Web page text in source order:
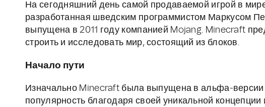
На сегодняшний день самой продаваемой игрой в
разработанная шведским программистом Маркусом
выпущена в 2011 году компанией Mojang. Minecraft
строить и исследовать мир, состоящий из блоков.
Начало пути
Изначально Minecraft была выпущена в альфа-версии
популярность благодаря своей уникальной